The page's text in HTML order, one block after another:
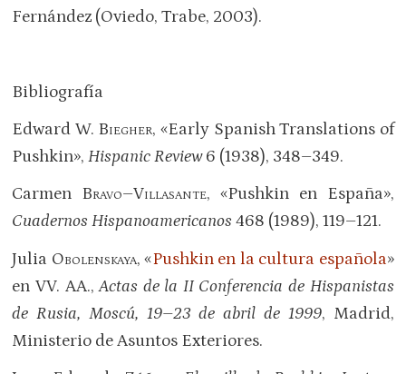
Fernández (Oviedo, Trabe, 2003).
Bibliografía
Edward W. Biegher, «Early Spanish Translations of
Pushkin»,Hispanic Review6 (1938), 348–349.
Carmen Bravo–Villasante, «Pushkin en España»,
Cuadernos Hispanoamericanos468 (1989), 119–121.
Julia Obolenskaya, «Pushkin en la cultura española»
en VV. AA.,Actas de la II Conferencia de Hispanistas
de Rusia, Moscú, 19–23 de abril de 1999, Madrid,
Ministerio de Asuntos Exteriores.